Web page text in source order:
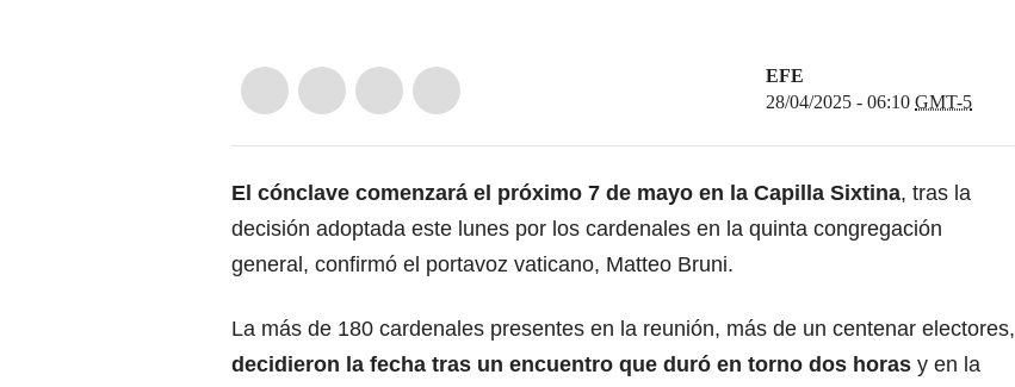
EFE
28/04/2025 - 06:10 GMT-5
El cónclave comenzará el próximo 7 de mayo en la Capilla Sixtina, tras la
decisión adoptada este lunes por los cardenales en la quinta congregación
general, confirmó el portavoz vaticano, Matteo Bruni.
La más de 180 cardenales presentes en la reunión, más de un centenar electores,
decidieron la fecha tras un encuentro que duró en torno dos horas y en la